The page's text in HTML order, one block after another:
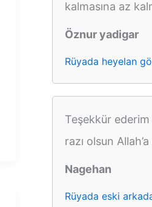
kalmasına az
Öznur yadigar
Rüyada heyelan
Teşekkür
razı olsun
Nagehan
Rüyada eski